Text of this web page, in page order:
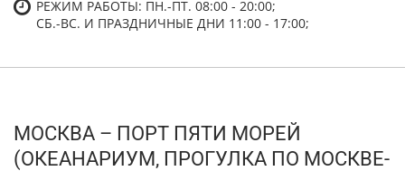
РЕЖИМ РАБОТЫ: ПН.-ПТ. 08:00 - 20:00;
СБ.-ВC. И ПРАЗДНИЧНЫЕ ДНИ 11:00 - 17:00;
МОСКВА – ПОРТ ПЯТИ МОРЕЙ
(ОКЕАНАРИУМ, ПРОГУЛКА ПО МОСКВЕ-